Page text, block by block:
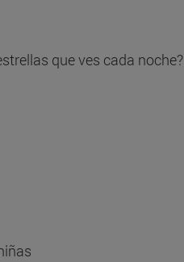
que ves cada noche?